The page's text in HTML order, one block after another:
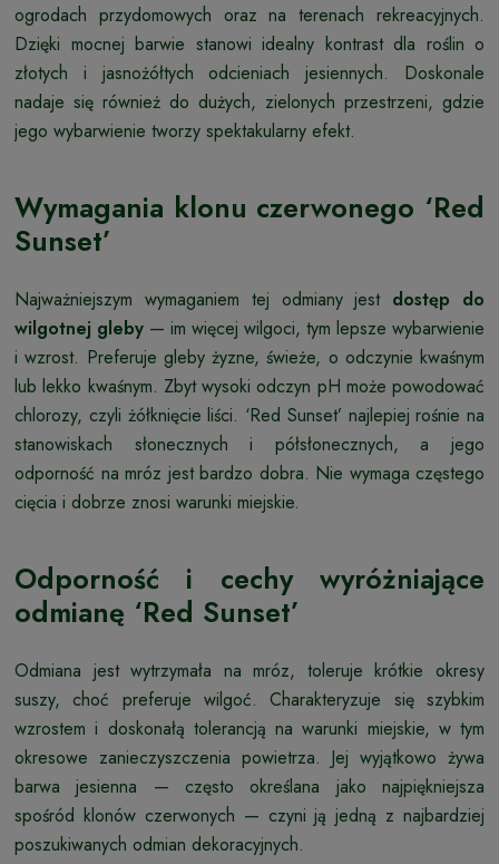
ogrodach przydomowych oraz na terenach rekreacyjnych.
Dzięki mocnej barwie stanowi idealny kontrast dla roślin o
złotych i jasnożółtych odcieniach jesiennych. Doskonale
nadaje się również do dużych, zielonych przestrzeni, gdzie
jego wybarwienie tworzy spektakularny efekt.
Wymagania klonu czerwonego ‘Red
Sunset’
Najważniejszym wymaganiem tej odmiany jest dostęp do
wilgotnej gleby — im więcej wilgoci, tym lepsze wybarwienie
i wzrost. Preferuje gleby żyzne, świeże, o odczynie kwaśnym
lub lekko kwaśnym. Zbyt wysoki odczyn pH może powodować
chlorozy, czyli żółknięcie liści. ‘Red Sunset’ najlepiej rośnie na
stanowiskach słonecznych i półsłonecznych, a jego
odporność na mróz jest bardzo dobra. Nie wymaga częstego
cięcia i dobrze znosi warunki miejskie.
Odporność i cechy wyróżniające
odmianę ‘Red Sunset’
Odmiana jest wytrzymała na mróz, toleruje krótkie okresy
suszy, choć preferuje wilgoć. Charakteryzuje się szybkim
wzrostem i doskonałą tolerancją na warunki miejskie, w tym
okresowe zanieczyszczenia powietrza. Jej wyjątkowo żywa
barwa jesienna — często określana jako najpiękniejsza
spośród klonów czerwonych — czyni ją jedną z najbardziej
poszukiwanych odmian dekoracyjnych.